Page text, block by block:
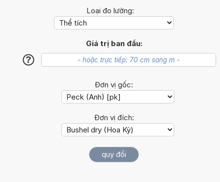
Loại đo lường:
Giá trị ban đầu:
?
Đơn vị gốc:
Đơn vị đích: